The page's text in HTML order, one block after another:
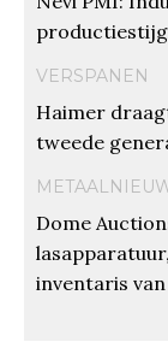
VERSPANEN
Haimer
tweede
Dome
inventaris